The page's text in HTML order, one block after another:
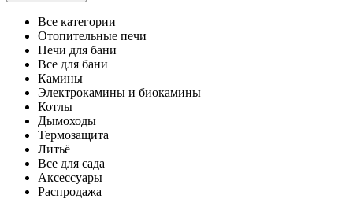
Все категории
Отопительные печи
Печи для бани
Все для бани
Камины
Электрокамины и биокамины
Котлы
Дымоходы
Термозащита
Литьё
Все для сада
Аксессуары
Распродажа